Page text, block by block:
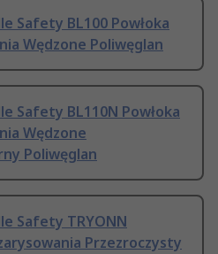
Safety BL100 Powłoka
Wędzone Poliwęglan
Safety BL110N Powłoka
Wędzone
Poliwęglan
Safety TRYONN
Przezroczysty